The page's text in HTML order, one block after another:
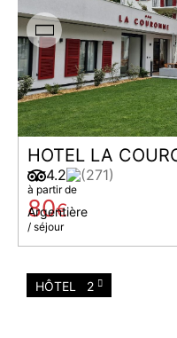
HOTEL LA
Argentière
4.2 (271)
à partir de
80€
/ séjour
HÔTEL 2